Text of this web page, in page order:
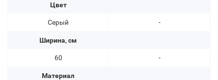
Цвет
Серый
Ширина, см
60
Материал
-
-